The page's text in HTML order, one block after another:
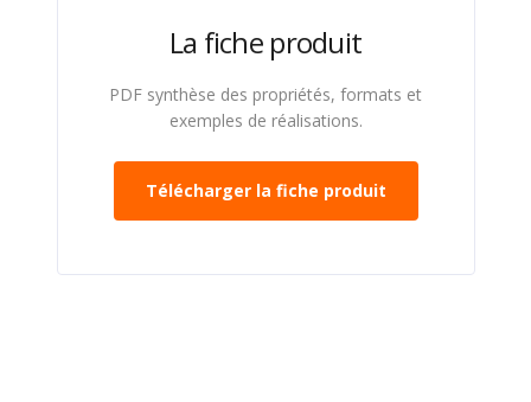
La fiche produit
PDF synthèse des propriétés, formats et
exemples de réalisations.
Télécharger la fiche produit